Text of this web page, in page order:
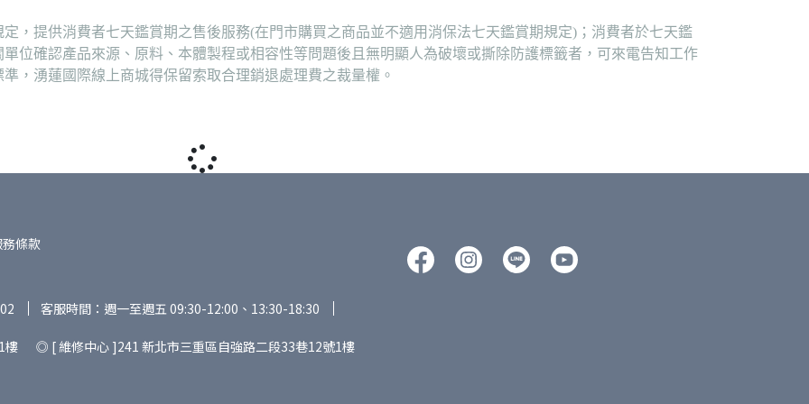
，提供消費者七天鑑賞期之售後服務(在門市購買之商品並不適用消保法七天鑑賞期規定)；消費者於七天鑑
位確認產品來源、原料、本體製程或相容性等問題後且無明顯人為破壞或撕除防護標籤者，可來電告知工作
，湧蓮國際線上商城得保留索取合理銷退處理費之裁量權。
條款
客服時間：週一至週五 09:30-12:00、13:30-18:30
樓 ◎ [ 維修中心 ]241 新北市三重區自強路二段33巷12號1樓